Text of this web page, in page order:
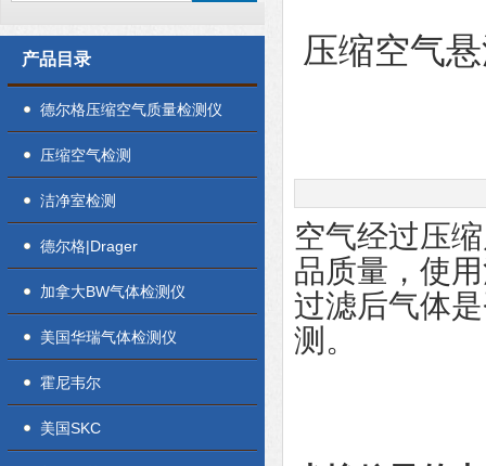
产品目录
德尔格压缩空气质量检测仪
压缩空气检测
洁净室检测
德尔格|Drager
加拿大BW气体检测仪
美国华瑞气体检测仪
霍尼韦尔
美国SKC
压缩空气
空气经过压
品质量，使
过滤后气体
测。